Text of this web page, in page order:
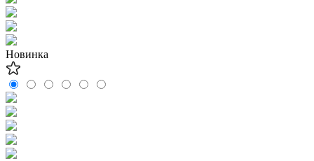
Новинка